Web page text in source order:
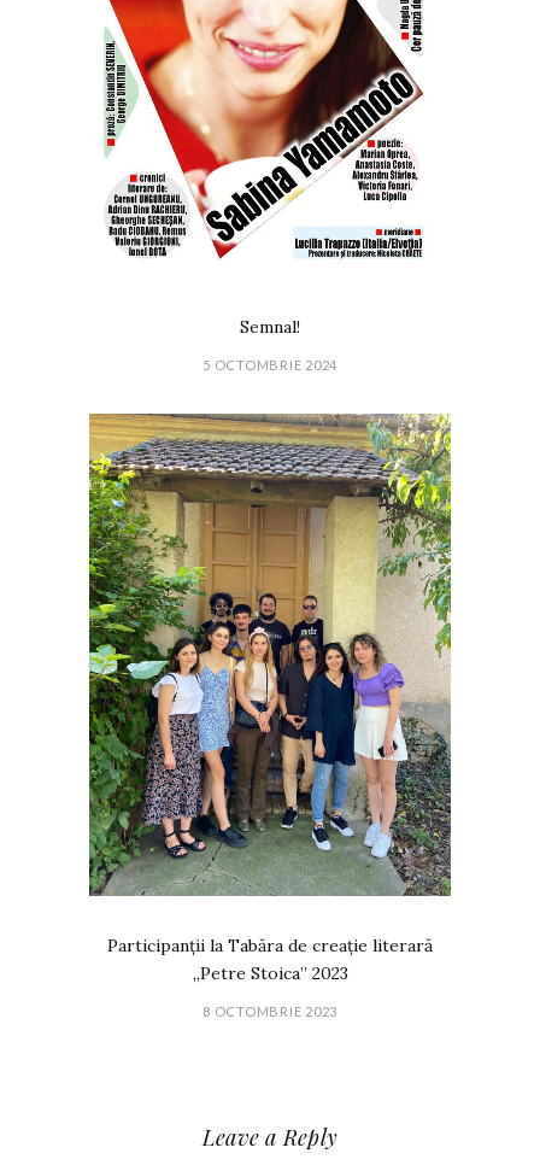
Semnal!
5 OCTOMBRIE 2024
Participanții la Tabăra de creație literară
„Petre Stoica” 2023
8 OCTOMBRIE 2023
Leave a Reply